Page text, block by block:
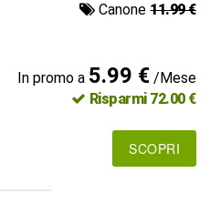
Canone11.99 €
In promo a 5.99 €/Mese
Risparmi 72.00 €
SCOPRI